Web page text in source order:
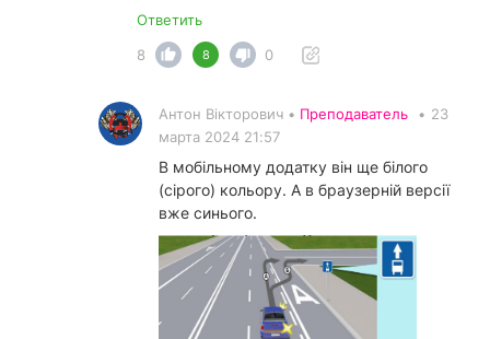
Ответить
8
8 0
Антон Вікторович • Преподаватель • 23
марта 2024 21:57
В мобільному додатку він ще білого
(сірого) кольору. А в браузерній версії
вже синього.